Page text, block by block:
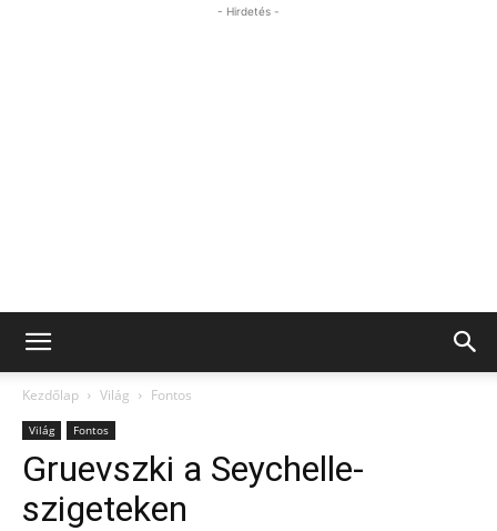
- Hirdetés -
Kezdőlap Világ Fontos
Világ Fontos
Gruevszki a Seychelle-
szigeteken